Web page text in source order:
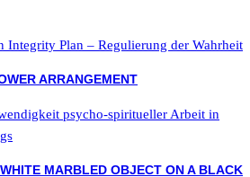
Integrity Plan – Regulierung der Wahrheit
psycho-spiritueller Arbeit in